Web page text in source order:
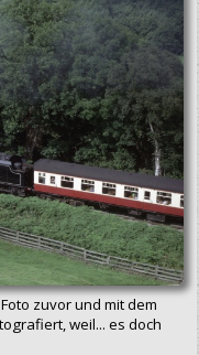
zuvor und mit dem
weil... es doch